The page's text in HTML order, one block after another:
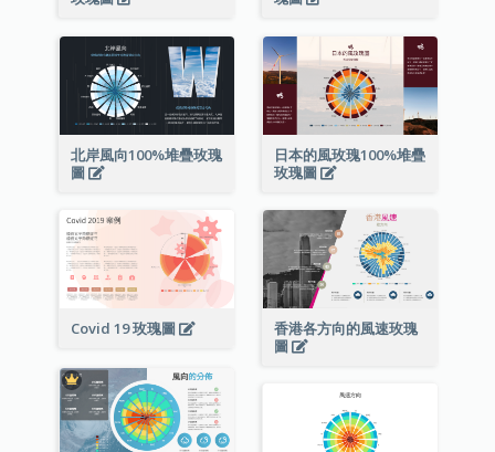
北岸風向100%堆疊玫瑰
圖
日本的風玫瑰100%堆疊
玫瑰圖
Covid 19 玫瑰圖
香港各方向的風速玫瑰
圖